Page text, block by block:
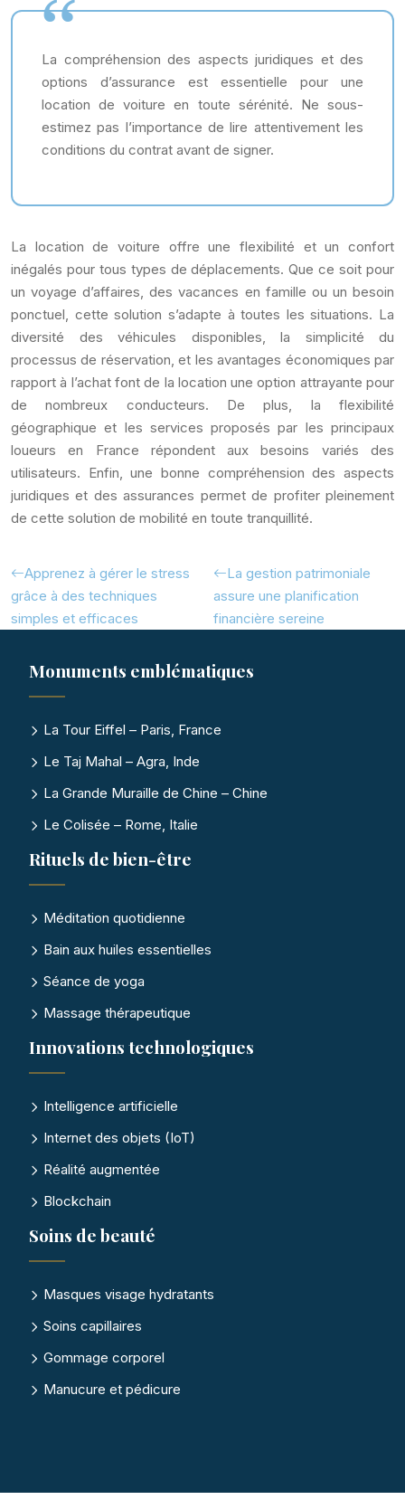
La compréhension des aspects juridiques et des
options d’assurance est essentielle pour une
location de voiture en toute sérénité. Ne sous-
estimez pas l’importance de lire attentivement les
conditions du contrat avant de signer.
La location de voiture offre une flexibilité et un confort
inégalés pour tous types de déplacements. Que ce soit pour
un voyage d’affaires, des vacances en famille ou un besoin
ponctuel, cette solution s’adapte à toutes les situations. La
diversité des véhicules disponibles, la simplicité du
processus de réservation, et les avantages économiques par
rapport à l’achat font de la location une option attrayante pour
de nombreux conducteurs. De plus, la flexibilité
géographique et les services proposés par les principaux
loueurs en France répondent aux besoins variés des
utilisateurs. Enfin, une bonne compréhension des aspects
juridiques et des assurances permet de profiter pleinement
de cette solution de mobilité en toute tranquillité.
Apprenez à gérer le stress
grâce à des techniques
simples et efficaces
La gestion patrimoniale
assure une planification
financière sereine
Monuments emblématiques
La Tour Eiffel – Paris, France
Le Taj Mahal – Agra, Inde
La Grande Muraille de Chine – Chine
Le Colisée – Rome, Italie
Rituels de bien-être
Méditation quotidienne
Bain aux huiles essentielles
Séance de yoga
Massage thérapeutique
Innovations technologiques
Intelligence artificielle
Internet des objets (IoT)
Réalité augmentée
Blockchain
Soins de beauté
Masques visage hydratants
Soins capillaires
Gommage corporel
Manucure et pédicure